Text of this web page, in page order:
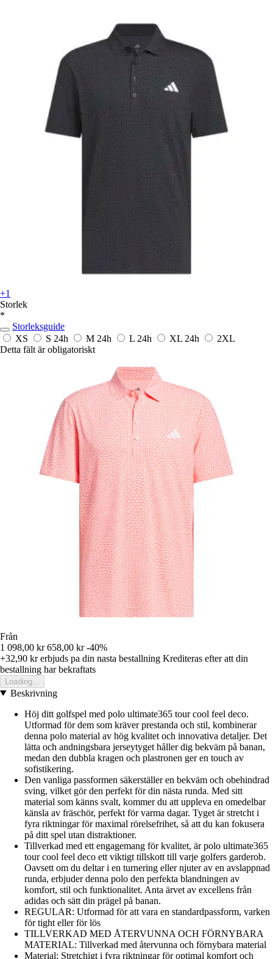
+1
Storlek
*
Storleksguide
XS
S 24h M 24h L 24h XL 24h
2XL
Detta fält är obligatoriskt
Från
1 098,00 kr 658,00 kr -40%
+32,90 krerbjuds pa din nasta bestallning Krediteras efter att din
bestallning har bekraftats
Loading...
Beskrivning
Höj ditt golfspel med polo ultimate365 tour cool feel deco.
Utformad för dem som kräver prestanda och stil, kombinerar
denna polo material av hög kvalitet och innovativa detaljer. Det
lätta och andningsbara jerseytyget håller dig bekväm på banan,
medan den dubbla kragen och plastronen ger en touch av
sofistikering.
Den vanliga passformen säkerställer en bekväm och obehindrad
sving, vilket gör den perfekt för din nästa runda. Med sitt
material som känns svalt, kommer du att uppleva en omedelbar
känsla av fräschör, perfekt för varma dagar. Tyget är stretcht i
fyra riktningar för maximal rörelsefrihet, så att du kan fokusera
på ditt spel utan distraktioner.
Tillverkad med ett engagemang för kvalitet, är polo ultimate365
tour cool feel deco ett viktigt tillskott till varje golfers garderob.
Oavsett om du deltar i en turnering eller njuter av en avslappnad
runda, erbjuder denna polo den perfekta blandningen av
komfort, stil och funktionalitet. Anta ärvet av excellens från
adidas och sätt din prägel på banan.
REGULAR: Utformad för att vara en standardpassform, varken
för tight eller för lös
TILLVERKAD MED ÅTERVUNNA OCH FÖRNYBARA
MATERIAL: Tillverkad med återvunna och förnybara material
Material: Stretchigt i fyra riktningar för optimal komfort och